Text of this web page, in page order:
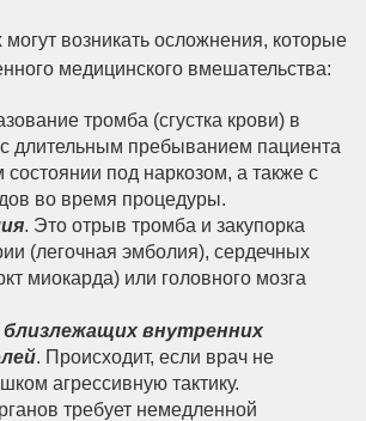
могут возникать осложнения, которые
медицинского вмешательства:
тромба (сгустка крови) в
длительным пребыванием пациента
под наркозом, а также с
во время процедуры.
. Это отрыв тромба и закупорка
(легочная эмболия), сердечных
миокарда) или головного мозга
внутренних
. Происходит, если врач не
агрессивную тактику.
требует немедленной